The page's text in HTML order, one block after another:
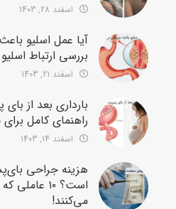
اسفند 28, 1403
آیا عمل اسلیو
بررسی ارتباط
اسفند 21, 1403
بارداری بعد از
راهنمای کامل برای
اسفند 14, 1403
است؟ ۱۰
می‌کنند!